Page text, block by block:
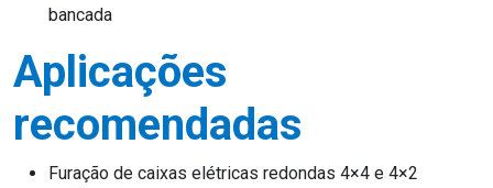
bancada
Aplicações
recomendadas
Furação de caixas elétricas redondas 4×4 e 4×2